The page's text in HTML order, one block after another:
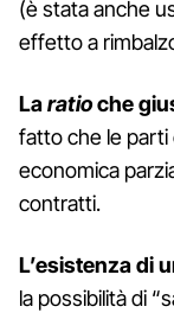
(è stata anche
effetto a
Laratioche
fatto che le parti
economica
contratti.
L’esistenza di
la possibilità di